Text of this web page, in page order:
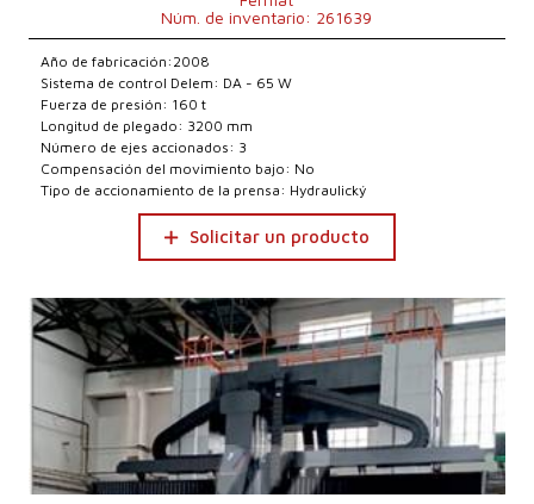
Núm. de inventario: 261639
Año de fabricación:2008
Sistema de control Delem: DA - 65 W
Fuerza de presión: 160 t
Longitud de plegado: 3200 mm
Número de ejes accionados: 3
Compensación del movimiento bajo: No
Tipo de accionamiento de la prensa: Hydraulický
Solicitar un producto